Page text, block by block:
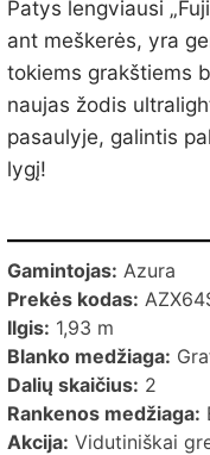
Patys lengviausi
ant meškerės, yra
tokiems grakštiems
naujas žodis
pasaulyje, galintis
lygį!
Gamintojas: Azura
Prekės kodas:
Ilgis: 1,93 m
Blanko medžiaga:
Dalių skaičius: 2
Rankenos medžiaga:
Akcija: Vidutiniškai